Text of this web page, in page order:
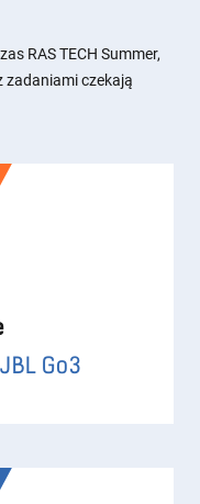
RAS TECH Summer,
zadaniami czekają
Go3